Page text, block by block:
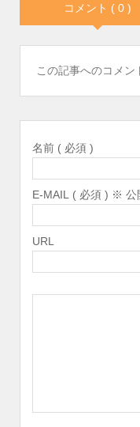
コメント ( 0 )
この記事へのコメン
名前 ( 必須 )
E-MAIL ( 必須 ) ※ 公
URL